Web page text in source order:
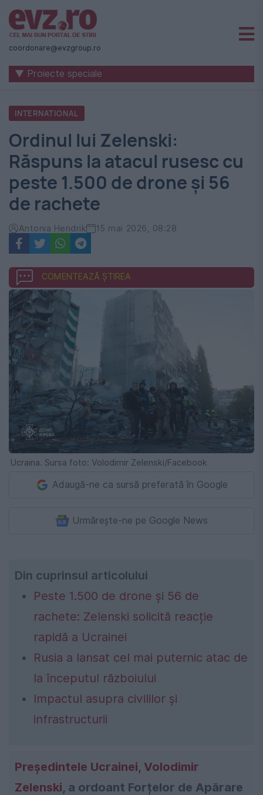
Știri
naționale
internaționale
România
-
Evenimentul
Zilei
coordonare@evzgroup.ro
▼ Proiecte speciale
INTERNATIONAL
Ordinul lui Zelenski:
Răspuns la atacul rusesc cu
peste 1.500 de drone și 56
de rachete
Antonia Hendrik 15 mai 2026, 08:28
COMENTEAZĂ ȘTIREA
Ucraina. Sursa foto: Volodimir Zelenski/Facebook
Adaugă-ne ca sursă preferată în Google
Urmărește-ne pe Google News
Din cuprinsul articolului
Peste 1.500 de drone și 56 de
rachete: Zelenski solicită reacție
rapidă a Ucrainei
Rusia a lansat cel mai puternic atac de
la începutul războiului
Impactul asupra civililor și
infrastructurii
Președintele Ucrainei, Volodimir
Zelenski, a ordoant Forțelor de Apărare